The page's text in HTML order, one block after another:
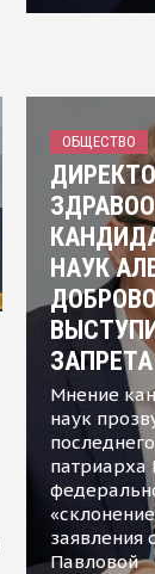
ОБЩЕСТВО
НАУК
Мнение
наук
заявления
Павловой